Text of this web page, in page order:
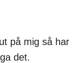
på mig så har
det.